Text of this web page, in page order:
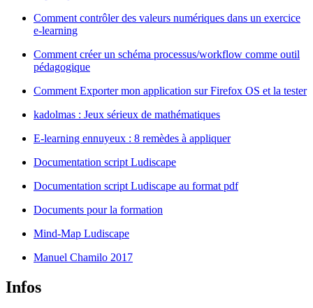
Comment contrôler des valeurs numériques dans un exercice
e-learning
Comment créer un schéma processus/workflow comme outil
pédagogique
Comment Exporter mon application sur Firefox OS et la tester
kadolmas : Jeux sérieux de mathématiques
E-learning ennuyeux : 8 remèdes à appliquer
Documentation script Ludiscape
Documentation script Ludiscape au format pdf
Documents pour la formation
Mind-Map Ludiscape
Manuel Chamilo 2017
Infos